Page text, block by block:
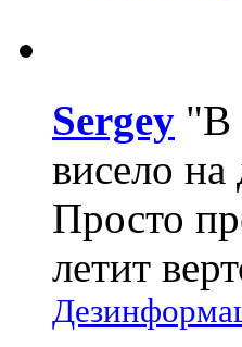
Sergey "В
висело на
Просто
летит